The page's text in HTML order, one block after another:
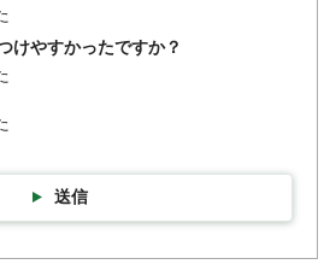
けやすかったですか？
送信